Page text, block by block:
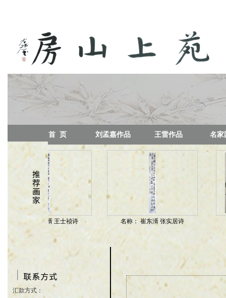
首 页 刘孟嘉作品 王雷作品 名家
崔东湑 王士祯诗 名称：崔东湑 张实居诗 名
汇款方式：